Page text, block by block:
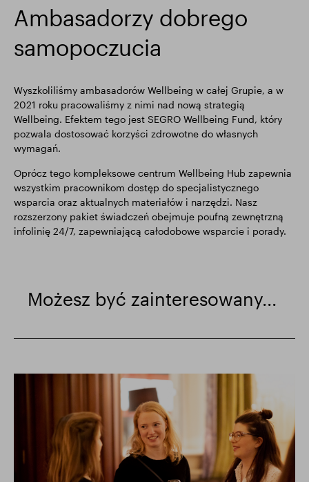
Ambasadorzy dobrego
samopoczucia
Wyszkoliliśmy ambasadorów Wellbeing w całej Grupie, a w
2021 roku pracowaliśmy z nimi nad nową strategią
Wellbeing. Efektem tego jest SEGRO Wellbeing Fund, który
pozwala dostosować korzyści zdrowotne do własnych
wymagań.
Oprócz tego kompleksowe centrum Wellbeing Hub zapewnia
wszystkim pracownikom dostęp do specjalistycznego
wsparcia oraz aktualnych materiałów i narzędzi. Nasz
rozszerzony pakiet świadczeń obejmuje poufną zewnętrzną
infolinię 24/7, zapewniającą całodobowe wsparcie i porady.
Możesz być zainteresowany...